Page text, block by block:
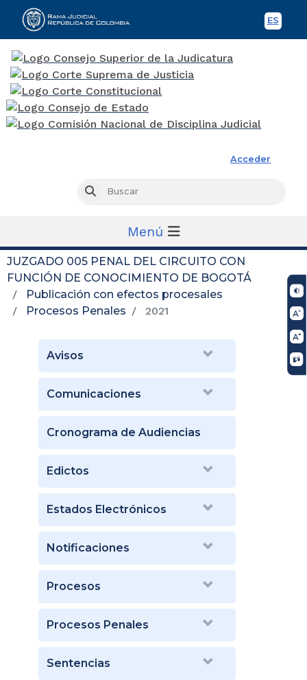
ES
Acceder
Buscar
Menú
JUZGADO 005 PENAL DEL CIRCUITO CON
FUNCIÓN DE CONOCIMIENTO DE BOGOTÁ
Publicación con efectos procesales
Procesos Penales
2021
Avisos
Comunicaciones
Cronograma de Audiencias
Edictos
Estados Electrónicos
Notificaciones
Procesos
Procesos Penales
Sentencias